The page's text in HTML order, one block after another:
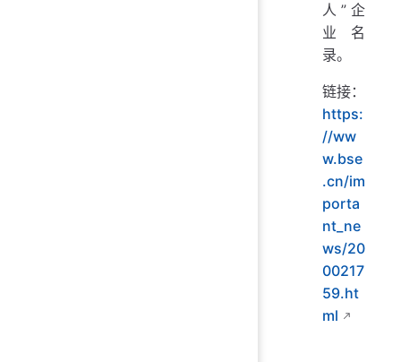
人”企
业名
录。
链接：
https:
//ww
w.bse
.cn/im
porta
nt_ne
ws/20
00217
59.ht
ml